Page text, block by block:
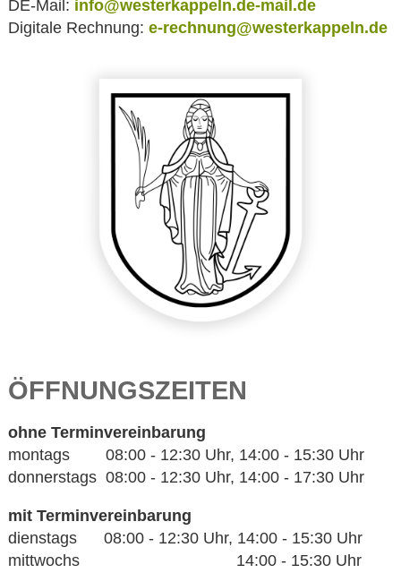
DE-Mail: info@westerkappeln.de-mail.de
Digitale Rechnung: e-rechnung@westerkappeln.de
ÖFFNUNGSZEITEN
ohne Terminvereinbarung
montags 08:00 - 12:30 Uhr, 14:00 - 15:30 Uhr
donnerstags 08:00 - 12:30 Uhr, 14:00 - 17:30 Uhr
mit Terminvereinbarung
dienstags 08:00 - 12:30 Uhr, 14:00 - 15:30 Uhr
mittwochs 14:00 - 15:30 Uhr